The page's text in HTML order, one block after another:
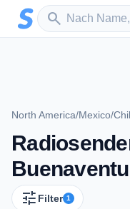
Zum Hauptinhalt springen
search
Sender suchen
North America/Mexico/
tune Filter 1